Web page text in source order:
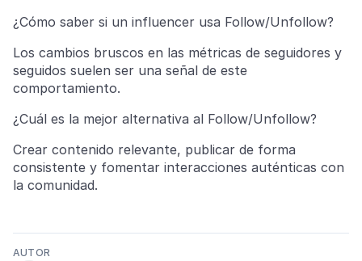
AUTOR
¿Cómo saber si un influencer usa Follow/Unfollow?
Los cambios bruscos en las métricas de seguidores y
seguidos suelen ser una señal de este
comportamiento.
¿Cuál es la mejor alternativa al Follow/Unfollow?
Crear contenido relevante, publicar de forma
consistente y fomentar interacciones auténticas con
la comunidad.